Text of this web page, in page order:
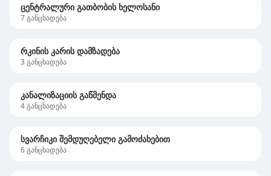
ცენტრალური გათბობის ხელოსანი
7განცხადება
რკინის კარის დამზადება
3 განცხადება
კანალიზაციის გაწმენდა
4განცხადება
სვარჩიკი შემდუღებელი გამოძახებით
6განცხადება